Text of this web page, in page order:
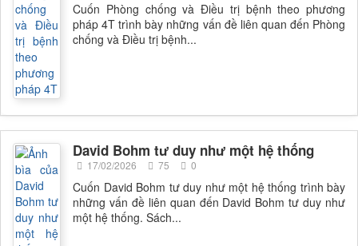
Cuốn Phòng chống và Điều trị bệnh theo phương
pháp 4T trình bày những vấn đề liên quan đến Phòng
chống và Điều trị bệnh...
David Bohm tư duy như một hệ thống
17/02/2026 75 0
Cuốn David Bohm tư duy như một hệ thống trình bày
những vấn đề liên quan đến David Bohm tư duy như
một hệ thống. Sách...